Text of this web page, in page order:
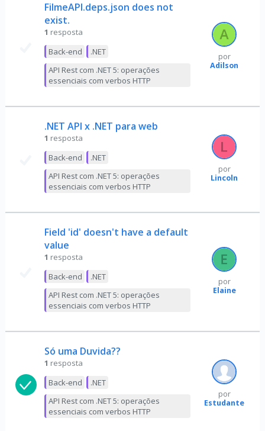
FilmeAPI.deps.json does not
exist.
1 resposta
Back-end
.NET
API Rest com .NET 5: operações
essenciais com verbos HTTP
por
Adilson
.NET API x .NET para web
1 resposta
Back-end
.NET
API Rest com .NET 5: operações
essenciais com verbos HTTP
por
Lincoln
Field 'id' doesn't have a default
value
1 resposta
Back-end
.NET
API Rest com .NET 5: operações
essenciais com verbos HTTP
por
Elaine
Só uma Duvida??
1 resposta
Back-end
.NET
API Rest com .NET 5: operações
essenciais com verbos HTTP
por
Estudante